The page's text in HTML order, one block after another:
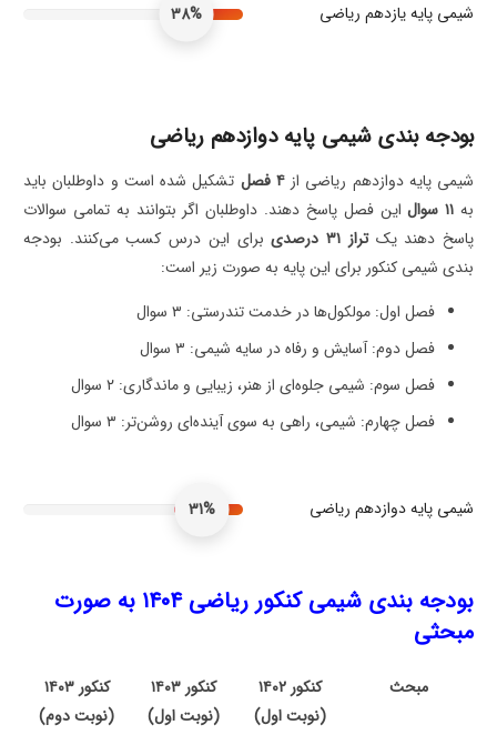
شیمی پایه یازدهم ریاضی 38%
بودجه بندی شیمی پایه دوازدهم ریاضی
شیمی پایه دوازدهم ریاضی از۴ فصل تشکیل شده است و داوطلبان باید
به ۱۱ سوالاین فصل پاسخ دهند. داوطلبان اگر بتوانند به تمامی سوالات
پاسخ دهند یکتراز ۳۱درصدیبرای این درس کسب می‌کنند. بودجه
بندی شیمی کنکور برای این پایه به صورت زیر است:
فصل اول: مولکول‌ها در خدمت تندرستی: ۳ سوال
فصل دوم: آسایش و رفاه در سایه شیمی: ۳ سوال
فصل سوم: شیمی جلوه‌ای از هنر، زیبایی و ماندگاری: ۲ سوال
فصل چهارم: شیمی، راهی به سوی آینده‌ای روشن‌تر: ۳ سوال
شیمی پایه دوازدهم ریاضی 31%
بودجه بندی شیمی کنکور ریاضی ۱۴۰۴ به صورت
مبحثی
مبحث
کنکور ۱۴۰۲
(نوبت اول)
کنکور ۱۴۰۳
(نوبت اول)
کنکور ۱۴۰۳
(نوبت دوم)